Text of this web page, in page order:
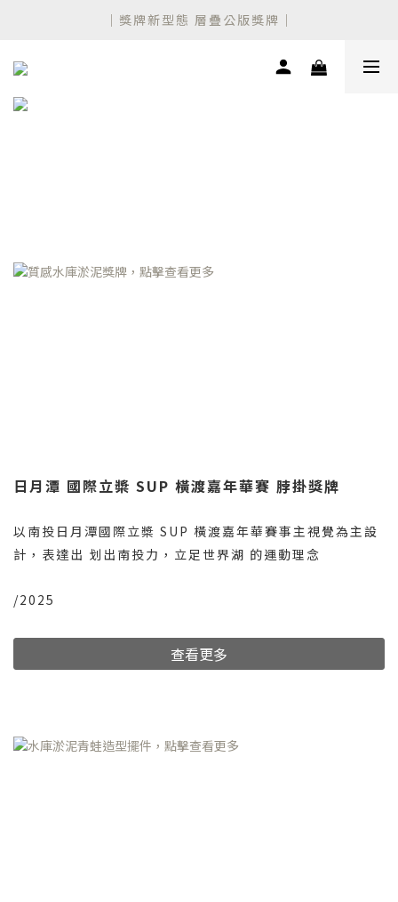
設計師聯名 新款公版獎盃上市！
｜獎牌新型態 層疊公版獎牌｜
設計師聯名 新款公版獎盃上市！
日月潭 國際立槳 SUP 橫渡嘉年華賽 脖掛獎牌
以南投日月潭國際立槳 SUP 橫渡嘉年華賽事主視覺為主設
計，表達出 划出南投力，立足世界湖 的運動理念
/2025
查看更多